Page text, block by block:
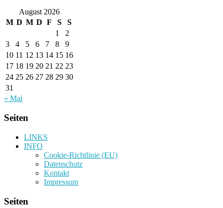
August 2026
M D M D F S
S
1
2
3
4 5 6 7 8
9
10 11 12 13 14 15 16
17 18 19 20 21 22 23
24 25 26 27 28 29 30
31
« Mai
Seiten
LINKS
INFO
Cookie-Richtlinie (EU)
Datenschutz
Kontakt
Impressum
Seiten